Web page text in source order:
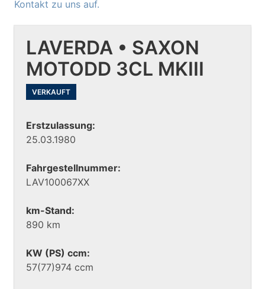
Kontakt zu uns auf.
LAVERDA • SAXON
MOTODD 3CL MKIII
VERKAUFT
Erstzulassung:
25.03.1980
Fahrgestellnummer:
LAV100067XX
km-Stand:
890 km
KW (PS) ccm:
57(77)974 ccm